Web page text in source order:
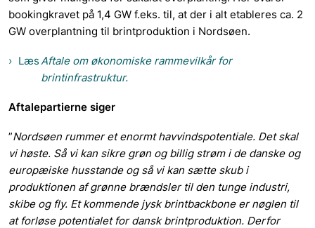
bookingkravet på 1,4 GW f.eks. til, at der i alt etableres ca. 2
GW overplantning til brintproduktion i Nordsøen.
LæsAftale om økonomiske rammevilkår for
brintinfrastruktur.
Aftalepartierne siger
”Nordsøen rummer et enormt havvindspotentiale. Det skal
vi høste. Så vi kan sikre grøn og billig strøm i de danske og
europæiske husstande og så vi kan sætte skub i
produktionen af grønne brændsler til den tunge industri,
skibe og fly. Et kommende jysk brintbackbone er nøglen til
at forløse potentialet for dansk brintproduktion. Derfor